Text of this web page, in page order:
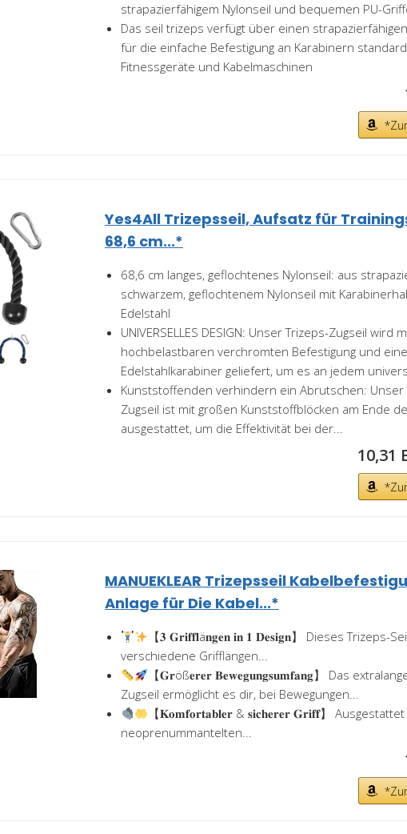
strapazierfähigem Nylonseil und bequemen PU-
Das seil trizeps verfügt über einen
für die einfache Befestigung an Karabinern
Fitnessgeräte und Kabelmaschinen
Yes4All Trizepsseil, Aufsatz für
68,6 cm...*
68,6 cm langes, geflochtenes Nylonseil: aus
schwarzem, geflochtenem Nylonseil mit
Edelstahl
UNIVERSELLES DESIGN: Unser Trizeps-Zugseil wird
hochbelastbaren verchromten Befestigung und
Edelstahlkarabiner geliefert, um es an jedem
Kunststoffenden verhindern ein Abrutschen: Unser
Zugseil ist mit großen Kunststoffblöcken am Ende
ausgestattet, um die Effektivität bei der...
10,31
MANUEKLEAR Trizepsseil
Anlage für Die Kabel...*
【𝟑 𝐆𝐫𝐢𝐟𝐟𝐥ä𝐧𝐠𝐞𝐧 𝐢𝐧 𝟏 𝐃𝐞𝐬𝐢𝐠𝐧】 Dieses Trizeps-
verschiedene Grifflängen...
【𝐆𝐫öß𝐞𝐫𝐞𝐫 𝐁𝐞𝐰𝐞𝐠𝐮𝐧𝐠𝐬𝐮𝐦𝐟𝐚𝐧𝐠】 Das
Zugseil ermöglicht es dir, bei Bewegungen...
【𝐊𝐨𝐦𝐟𝐨𝐫𝐭𝐚𝐛𝐥𝐞𝐫 & 𝐬𝐢𝐜𝐡𝐞𝐫𝐞𝐫 𝐆𝐫𝐢𝐟𝐟】
neoprenummantelten...